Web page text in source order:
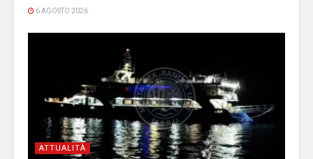
6 AGOSTO 2026
ATTUALITÀ